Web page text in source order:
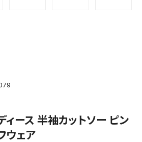
ィース 半袖カットソー ピン
ウェア